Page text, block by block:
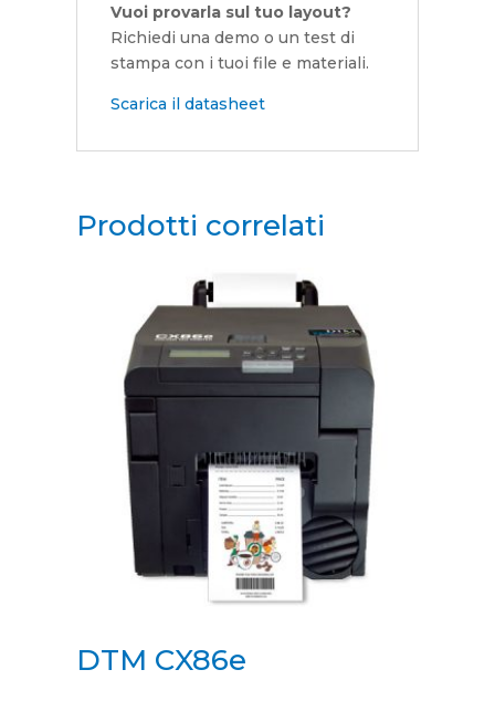
Vuoi provarla sul tuo layout?
Richiedi una demo o un test di
stampa con i tuoi file e materiali.
Scarica il datasheet
Prodotti correlati
DTM CX86e